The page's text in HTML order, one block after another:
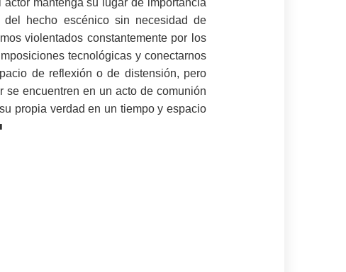
mantenga su lugar de importancia
hecho escénico sin necesidad de
violentados constantemente por los
tecnológicas y conectarnos
de reflexión o de distensión, pero
encuentren en un acto de comunión
propia verdad en un tiempo y espacio